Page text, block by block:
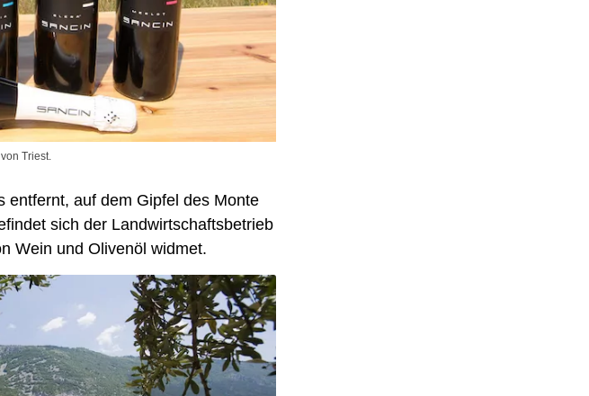
Triest.
entfernt, auf dem Gipfel des Monte
sich der Landwirtschaftsbetrieb
Wein und Olivenöl widmet.